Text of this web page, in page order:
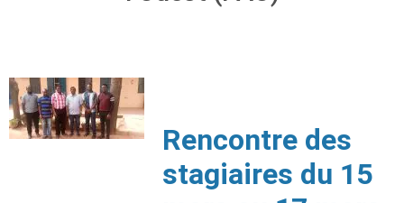
Rencontre des
stagiaires du 15